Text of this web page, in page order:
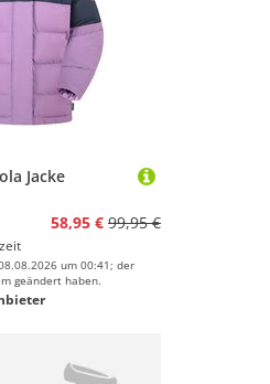
Jacke
58,95 € 99,95 €
um 00:41; der
geändert haben.